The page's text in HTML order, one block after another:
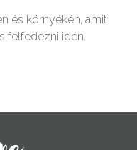
és környékén, amit
felfedezni idén.